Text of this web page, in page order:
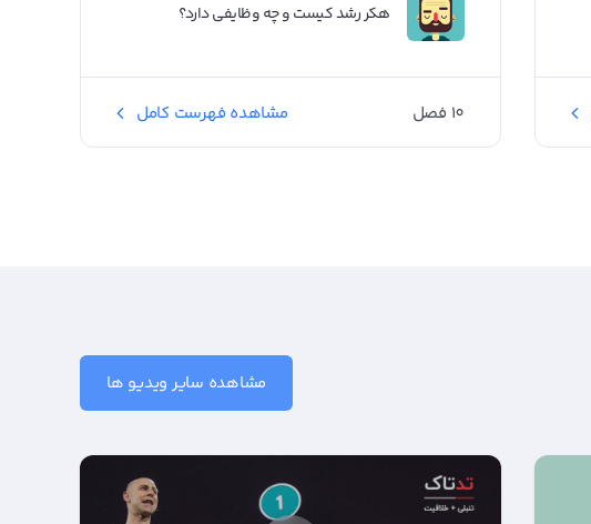
هکر رشد کیست و چه وظایفی دارد؟
10 فصل مشاهده فهرست کامل
مشاهده سایر ویدیو ها